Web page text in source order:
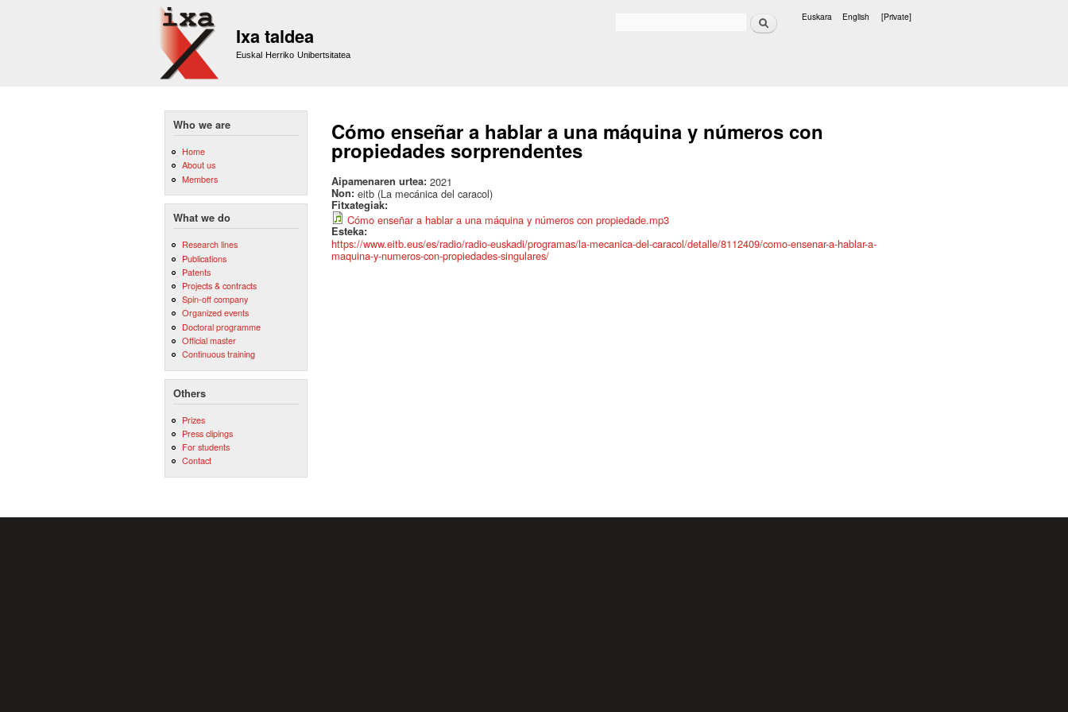
Ixa taldea
Euskal Herriko Unibertsitatea
Search Euskara English [Private]
Who we are
Home
About us
Members
What we do
Research lines
Publications
Patents
Projects & contracts
Spin-off company
Organized events
Doctoral programme
Official master
Continuous training
Others
Prizes
Press clipings
For students
Contact
Cómo enseñar a hablar a una máquina y números con
propiedades sorprendentes
Aipamenaren urtea: 2021
Non: eitb (La mecánica del caracol)
Fitxategiak:
Cómo enseñar a hablar a una máquina y números con propiedade.mp3
Esteka:
https://www.eitb.eus/es/radio/radio-euskadi/programas/la-mecanica-del-caracol/detalle/8112409/como-ensenar-a-hablar-a-
maquina-y-numeros-con-propiedades-singulares/